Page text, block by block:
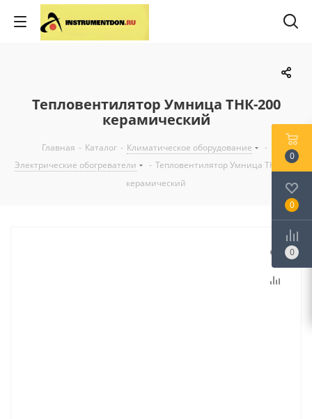
Тепловентилятор Умница ТНК-200
керамический
Главная - Каталог - Климатическое оборудование
-
Электрические обогреватели
- Тепловентилятор Умница ТНК-200
керамический
0
0
0